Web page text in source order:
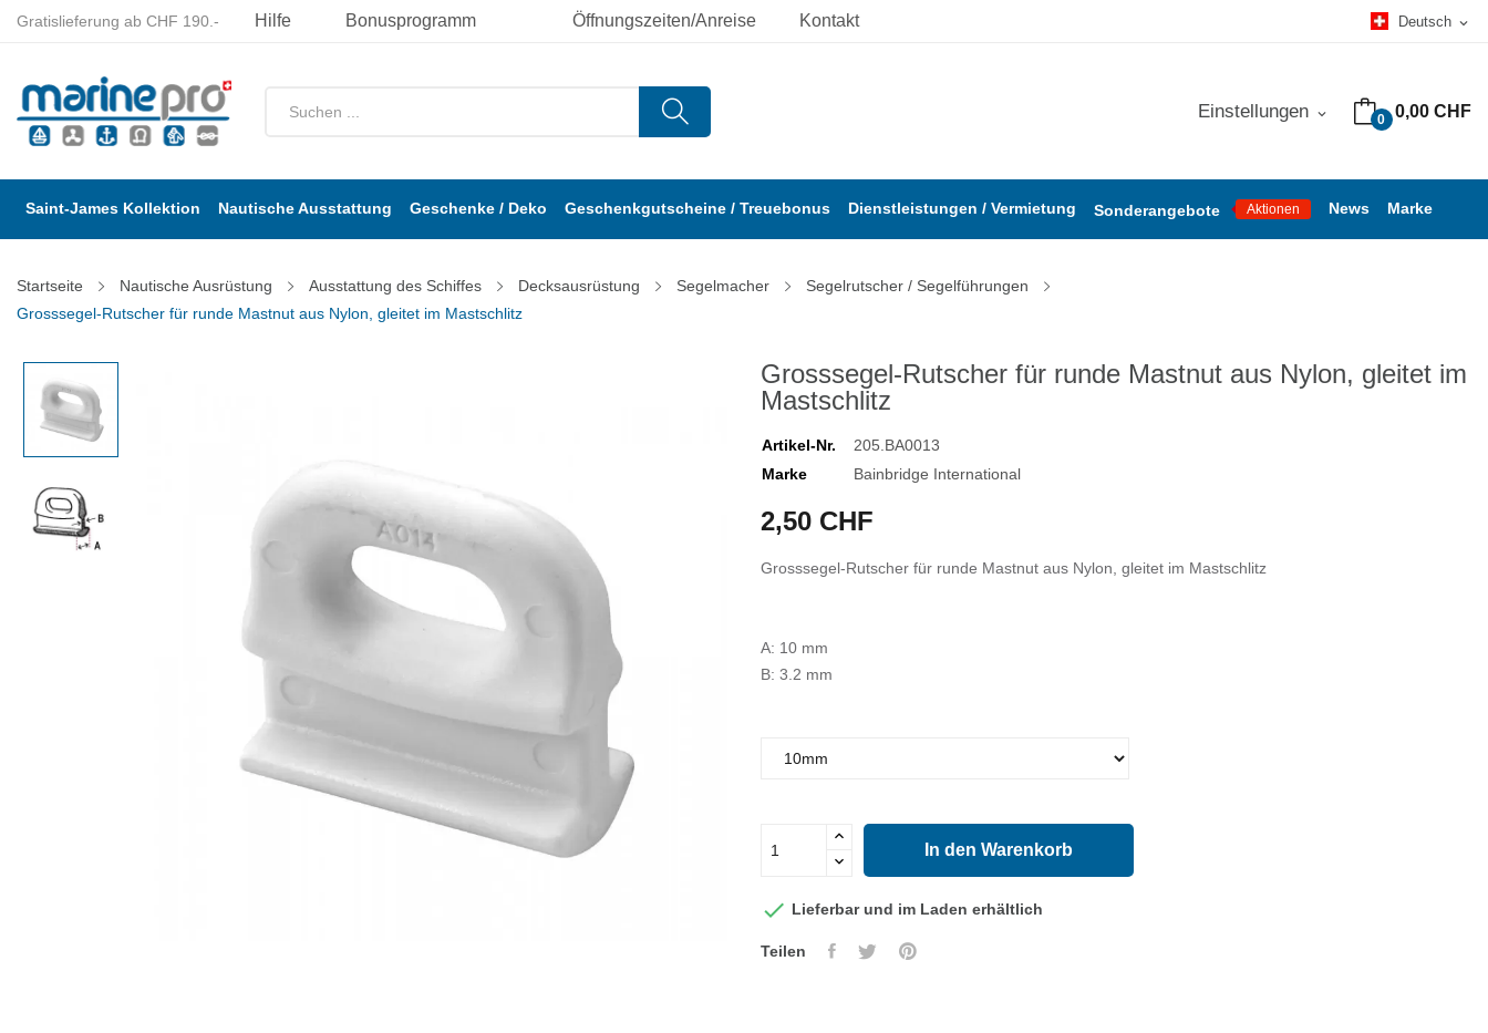
Öffnungszeiten/Anreise Kontakt Deutsch expand_more
Gratislieferung ab CHF 190.- Hilfe Bonusprogramm
0 0,00 CHF
Einstellungen expand_more
Saint-James Kollektion Nautische Ausstattung Geschenke / Deko Geschenkgutscheine / Treuebonus Dienstleistungen / Vermietung Sonderangebote Aktionen News Marke
Startseite Nautische Ausrüstung Ausstattung des Schiffes Decksausrüstung Segelmacher
Segelrutscher / Segelführungen
Grosssegel-Rutscher für runde Mastnut aus Nylon, gleitet im Mastschlitz
Grosssegel-Rutscher für runde Mastnut aus Nylon, gleitet im
Mastschlitz
Artikel-Nr.
205.BA0013
Marke
Bainbridge International
2,50 CHF
Grosssegel-Rutscher für runde Mastnut aus Nylon, gleitet im Mastschlitz
A: 10 mm
B: 3.2 mm
In den Warenkorb
 Lieferbar und im Laden erhältlich
Teilen